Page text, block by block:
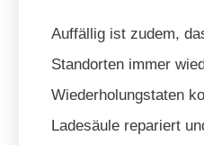
Auffällig ist zudem,
Standorten immer
Wiederholungstaten
Ladesäule repariert